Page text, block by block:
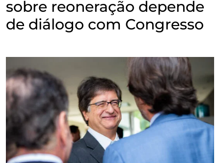
sobre reoneração depende
de diálogo com Congresso